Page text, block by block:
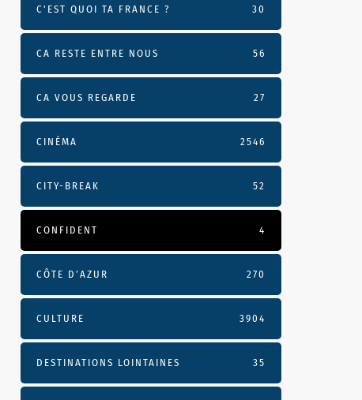
C'EST QUOI TA FRANCE ? 30
CA RESTE ENTRE NOUS 56
CA VOUS REGARDE 27
CINÉMA 2546
CITY-BREAK 52
CONFIDENT 4
CÔTE D’AZUR 270
CULTURE 3904
DESTINATIONS LOINTAINES 35